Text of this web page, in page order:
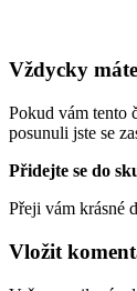
Vždycky
Pokud vám tento
posunuli jste se
Přidejte se do
Přeji vám krásné
Vložit